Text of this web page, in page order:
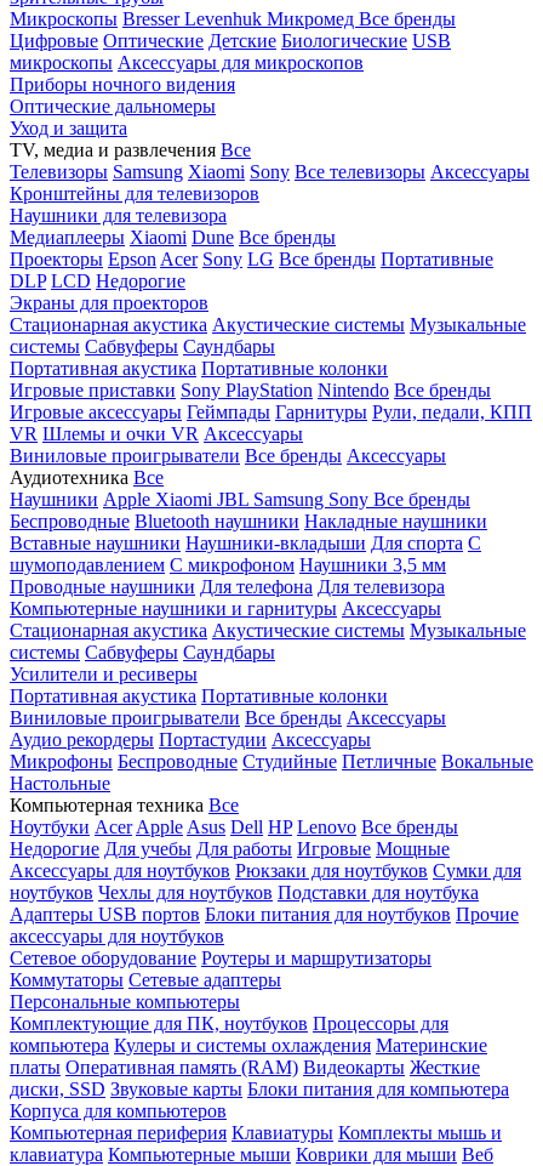
Микроскопы BresserLevenhuk Микромед Все бренды
Цифровые Оптические Детские Биологические USB
микроскопы Аксессуары для микроскопов
Приборы ночного видения
Оптические дальномеры
Уход и защита
TV, медиа и развлечения Все
Телевизоры Samsung Xiaomi Sony Все телевизоры Аксессуары
Кронштейны для телевизоров
Наушники для телевизора
Медиаплееры Xiaomi Dune Все бренды
Проекторы Epson Acer Sony LG Все бренды Портативные
DLP LCD Недорогие
Экраны для проекторов
Стационарная акустика Акустические системы Музыкальные
системы Сабвуферы Саундбары
Портативная акустика Портативные колонки
Игровые приставки Sony PlayStation Nintendo Все бренды
Игровые аксессуары Геймпады Гарнитуры Рули, педали, КПП
VR Шлемы и очки VR Аксессуары
Виниловые проигрыватели Все бренды Аксессуары
Аудиотехника Все
Наушники Apple Xiaomi JBL Samsung Sony Все бренды
Беспроводные Bluetooth наушники Накладные наушники
Вставные наушники Наушники-вкладыши Для спорта С
шумоподавлением С микрофоном Наушники 3,5 мм
Проводные наушники Для телефона Для телевизора
Компьютерные наушники и гарнитуры Аксессуары
Стационарная акустика Акустические системы Музыкальные
системы Сабвуферы Саундбары
Усилители и ресиверы
Портативная акустика Портативные колонки
Виниловые проигрыватели Все бренды Аксессуары
Аудио рекордеры Портастудии Аксессуары
Микрофоны Беспроводные Студийные Петличные Вокальные
Настольные
Компьютерная техника Все
Ноутбуки Acer Apple Asus Dell HP Lenovo Все бренды
Недорогие Для учебы Для работы Игровые Мощные
Аксессуары для ноутбуков Рюкзаки для ноутбуков Сумки для
ноутбуков Чехлы для ноутбуков Подставки для ноутбука
Адаптеры USB портов Блоки питания для ноутбуков Прочие
аксессуары для ноутбуков
Сетевое оборудование Роутеры и маршрутизаторы
Коммутаторы Сетевые адаптеры
Персональные компьютеры
Комплектующие для ПК, ноутбуков Процессоры для
компьютера Кулеры и системы охлаждения Материнские
платы Оперативная память (RAM) Видеокарты Жесткие
диски, SSD Звуковые карты Блоки питания для компьютера
Корпуса для компьютеров
Компьютерная периферия Клавиатуры Комплекты мышь и
клавиатура Компьютерные мыши Коврики для мыши Веб